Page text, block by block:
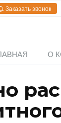
Заказать звонок
О